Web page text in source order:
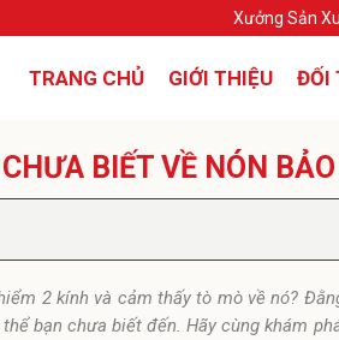
Xưởng Sản
TRANG CHỦ GIỚI THIỆU ĐỐI
BIẾT VỀ NÓN
2 kính và cảm thấy tò mò về nó?
bạn chưa biết đến. Hãy cùng khám